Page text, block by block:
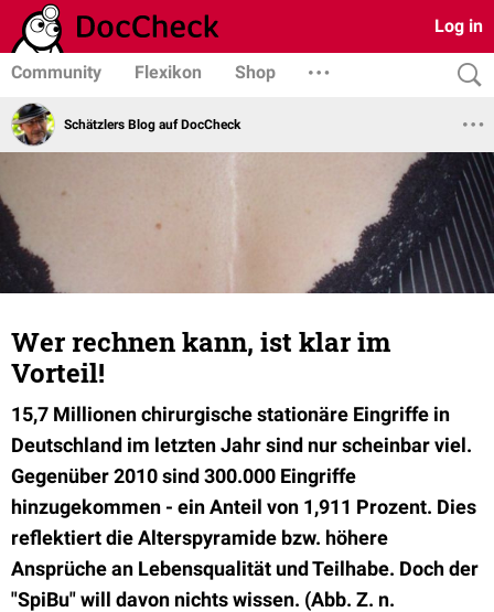
Log in
Community Flexikon Shop
Schätzlers Blog auf DocCheck
Wer rechnen kann, ist klar im
Vorteil!
15,7 Millionen chirurgische stationäre Eingriffe in
Deutschland im letzten Jahr sind nur scheinbar viel.
Gegenüber 2010 sind 300.000 Eingriffe
hinzugekommen - ein Anteil von 1,911 Prozent. Dies
reflektiert die Alterspyramide bzw. höhere
Ansprüche an Lebensqualität und Teilhabe. Doch der
"SpiBu" will davon nichts wissen. (Abb. Z. n.